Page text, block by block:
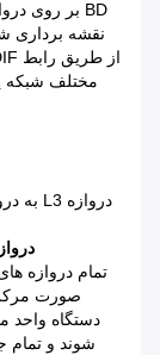
دروازه L3 به دروازه متمرکز و دروازه توزیع شده تقسیم می شود.
تمام دروازه
صورت
دستگاه واحد
شوند و تمام